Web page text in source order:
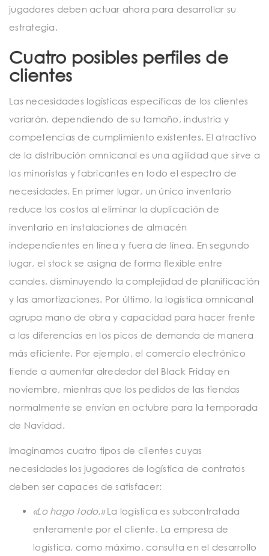
jugadores deben actuar ahora para desarrollar su
estrategia.
Cuatro posibles perfiles de
clientes
Las necesidades logísticas específicas de los clientes
variarán, dependiendo de su tamaño, industria y
competencias de cumplimiento existentes. El atractivo
de la distribución omnicanal es una agilidad que sirve a
los minoristas y fabricantes en todo el espectro de
necesidades. En primer lugar, un único inventario
reduce los costos al eliminar la duplicación de
inventario en instalaciones de almacén
independientes en línea y fuera de línea. En segundo
lugar, el stock se asigna de forma flexible entre
canales, disminuyendo la complejidad de planificación
y las amortizaciones. Por último, la logística omnicanal
agrupa mano de obra y capacidad para hacer frente
a las diferencias en los picos de demanda de manera
más eficiente. Por ejemplo, el comercio electrónico
tiende a aumentar alrededor del Black Friday en
noviembre, mientras que los pedidos de las tiendas
normalmente se envían en octubre para la temporada
de Navidad.
Imaginamos cuatro tipos de clientes cuyas
necesidades los jugadores de logística de contratos
deben ser capaces de satisfacer:
«Lo hago todo.»La logística es subcontratada
enteramente por el cliente. La empresa de
logística, como máximo, consulta en el desarrollo